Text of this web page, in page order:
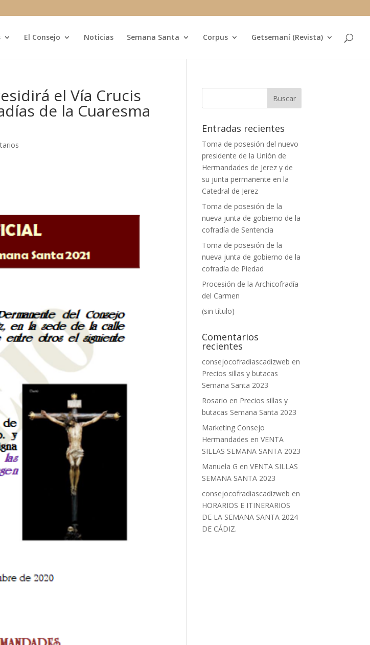
El Consejo Noticias Semana Santa Corpus Getsemaní (Revista)
el Vía Crucis
de la Cuaresma
Entradas recientes
Toma de posesión del nuevo
presidente de la Unión de
Hermandades de Jerez y de
su junta permanente en la
Catedral de Jerez
Toma de posesión de la
nueva junta de gobierno de la
cofradía de Sentencia
Toma de posesión de la
nueva junta de gobierno de la
cofradía de Piedad
Procesión de la Archicofradía
del Carmen
(sin título)
Comentarios
recientes
consejocofradiascadizweb en
Precios sillas y butacas
Semana Santa 2023
Rosario en Precios sillas y
butacas Semana Santa 2023
Marketing Consejo
Hermandades enVENTA
SILLAS SEMANA SANTA 2023
Manuela G enVENTA SILLAS
SEMANA SANTA 2023
consejocofradiascadizweb en
HORARIOS E ITINERARIOS
DE LA SEMANA SANTA 2024
DE CÁDIZ.